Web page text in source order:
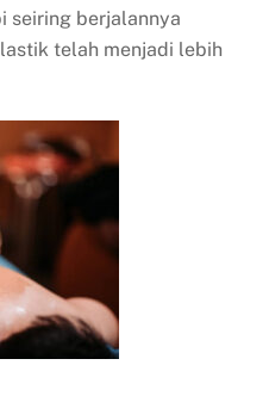
seiring berjalannya
telah menjadi lebih